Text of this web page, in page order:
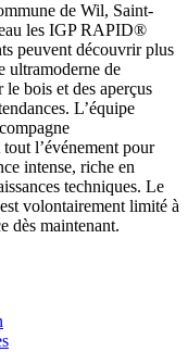
de Wil, Saint-
les IGP RAPID®
peuvent découvrir plus
ultramoderne de
bois et des aperçus
L’équipe
l’événement pour
intense, riche en
techniques. Le
volontairement limité à
dès maintenant.